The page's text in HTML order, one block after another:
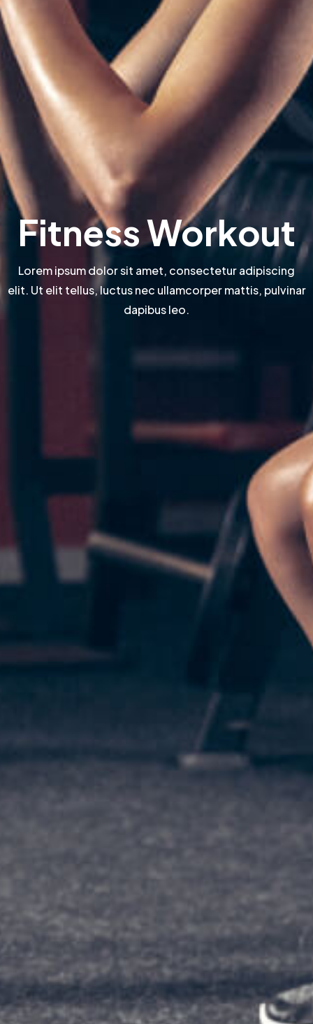
Fitness Workout
Lorem ipsum dolor sit amet, consectetur adipiscing
elit. Ut elit tellus, luctus nec ullamcorper mattis, pulvinar
dapibus leo.